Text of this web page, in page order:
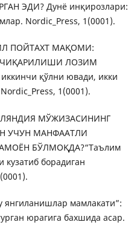
ЭДИ? Дунё инқирозлари:
Nordic_Press, 1(0001).
ПОЙТАХТ МАҚОМИ:
ЧИҚАРИЛИШИ ЛОЗИМ
қўлни ювади, икки
1(0001).
МЎЖИЗАСИНИНГ
УЧУН МАНФААТЛИ
БЎЛМОҚДА?“Таълим
кузатиб борадиган
янгиланишлар мамлакати”:
юрагига бахшида асар.